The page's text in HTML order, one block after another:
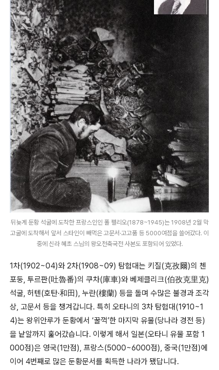
뒤늦게 둔황 석굴에 도착한 프랑스인인 폴 펠리오(1878~1945)는 1908년 2월 막
고굴에 도착해서 앞서 스타인이 빼먹은 고문서·고고품 등 5000여점을 쓸어갔다. 이
중에 신라 혜초 스님의 왕오천축국전 사본도 포함되어 있었다.
1차(1902~04)와 2차(1908~09) 탐험대는 키질(克孜爾)의 첸
포둥, 투르판(吐魯番)의 쿠차(庫車)와 베제클리크(伯孜克里克)
석굴, 허텐(호탄·和田), 누란(樓蘭) 등을 돌며 수많은 불경과 조각
상, 고문서 등을 챙겨갑니다. 특히 오타니의 3차 탐험대(1910~1
4)는 왕위안루가 둔황에서 ‘꿀꺽’한 마지막 유물(당나라 경전 등)
을 낱알까지 훑어갔습니다. 이렇게 해서 일본(오타니 유물 포함 1
000점)은 영국(1만점), 프랑스(5000~6000점), 중국(1만점)에
이어 4번째로 많은 둔황문서를 획득한 나라가 됐답니다.